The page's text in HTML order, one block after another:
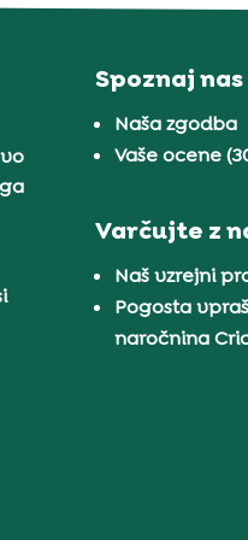
Spoznaj nas
Naša zgodba
Vaše ocene
Varčujte z
Naš vzrejni
Pogosta
naročnina